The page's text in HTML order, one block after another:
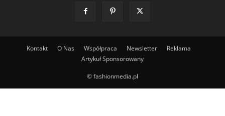
Kontakt O Nas Współpraca Newsletter
Reklama
Artykuł Sponsorowany
© fashionmedia.pl